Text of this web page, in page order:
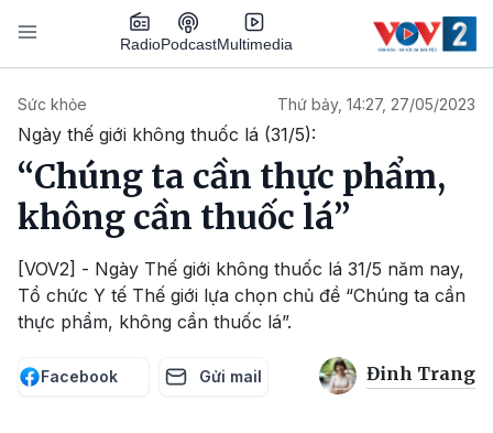
Nhảy đến nội dung
RadioPodcastMultimedia
Sức khỏe Thứ bảy, 14:27, 27/05/2023
Ngày thế giới không thuốc lá (31/5):
“Chúng ta cần thực phẩm,
không cần thuốc lá”
[VOV2] - Ngày Thế giới không thuốc lá 31/5 năm nay,
Tổ chức Y tế Thế giới lựa chọn chủ đề “Chúng ta cần
thực phẩm, không cần thuốc lá”.
Facebook Gửi mail Đinh Trang